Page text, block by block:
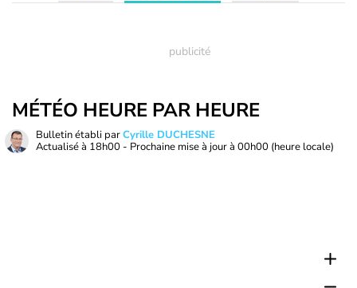
MÉTÉO HEURE PAR HEURE
Bulletin établi parCyrille DUCHESNE
Actualisé à 18h00 - Prochaine mise à jour à 00h00 (heure locale)